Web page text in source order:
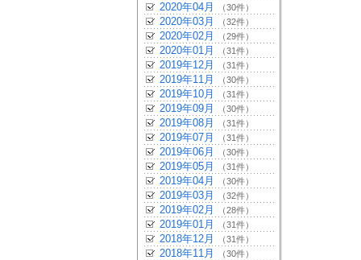
2020年04月 （30件）
2020年03月 （32件）
2020年02月 （29件）
2020年01月 （31件）
2019年12月 （31件）
2019年11月 （30件）
2019年10月 （31件）
2019年09月 （30件）
2019年08月 （31件）
2019年07月 （31件）
2019年06月 （30件）
2019年05月 （31件）
2019年04月 （30件）
2019年03月 （32件）
2019年02月 （28件）
2019年01月 （31件）
2018年12月 （31件）
2018年11月 （30件）